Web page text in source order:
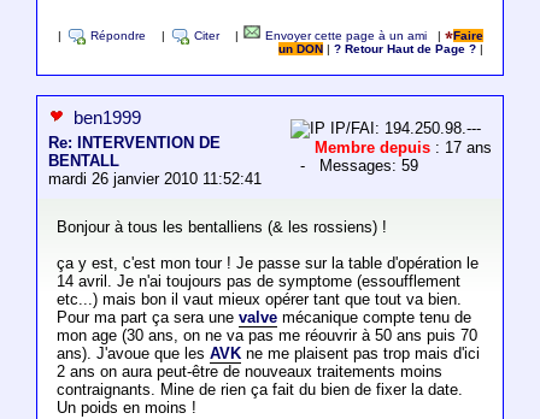
Répondre Citer Envoyer cette page à un ami |
Faire
un DON
|? Retour Haut de Page ?
ben1999
Re: INTERVENTION DE
BENTALL
mardi 26 janvier 2010 11:52:41
IP/FAI: 194.250.98.---
Membre depuis : 17 ans
- Messages: 59
Bonjour à tous les bentalliens (& les rossiens) !
ça y est, c'est mon tour ! Je passe sur la table d'opération le
14 avril. Je n'ai toujours pas de symptome (essoufflement
etc...) mais bon il vaut mieux opérer tant que tout va bien.
Pour ma part ça sera une valvemécanique compte tenu de
mon age (30 ans, on ne va pas me réouvrir à 50 ans puis 70
ans). J'avoue que les AVKne me plaisent pas trop mais d'ici
2 ans on aura peut-être de nouveaux traitements moins
contraignants. Mine de rien ça fait du bien de fixer la date.
Un poids en moins !